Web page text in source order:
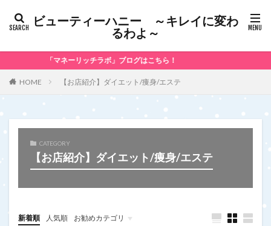
ビューティーハニー ～キレイに変わ
るわよ～
「マネーリッチラボ」ブログはこちら！
HOME 【お店紹介】ダイエット/痩身/エステ
CATEGORY
【お店紹介】ダイエット/痩身/エステ
新着順 人気順 お勧めカテゴリ